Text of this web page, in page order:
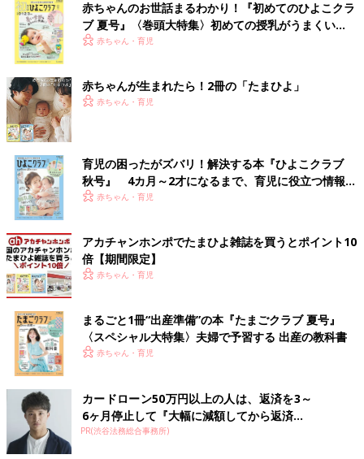
赤ちゃんのお世話まるわかり！『初めてのひよこクラ
ブ 夏号』〈巻頭大特集〉初めての授乳がうまくい
く！ おっぱい・ミルクの基本と夏のトラブル 解決テ
赤ちゃん・育児
赤ちゃんが生まれたら！2冊の「たまひよ」
赤ちゃん・育児
育児の困ったがズバリ！解決する本『ひよこクラブ
秋号』 4カ月～2才になるまで、育児に役立つ情報が
いっぱい！
赤ちゃん・育児
アカチャンホンポでたまひよ雑誌を買うとポイント10
倍【期間限定】
赤ちゃん・育児
まるごと1冊“出産準備”の本『たまごクラブ 夏号』
〈スペシャル大特集〉夫婦で予習する 出産の教科書
赤ちゃん・育児
カードローン50万円以上の人は、返済を3～
6ヶ月停止して『大幅に減額してから返済...
PR(渋谷法務総合事務所)